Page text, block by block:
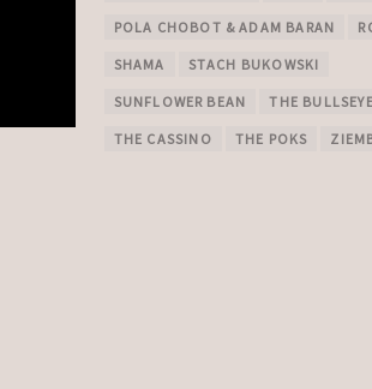
POLA CHOBOT & ADAM BARAN
SHAMA STACH BUKOWSKI
SUNFLOWER BEAN THE
THE CASSINO THE POKS